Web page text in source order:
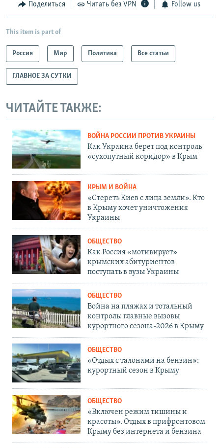
Поделиться Читать без VPN Follow us
This item is part of
Россия Мир Политика Все статьи
ГЛАВНОЕ ЗА СУТКИ
ЧИТАЙТЕ ТАКЖЕ:
ВОЙНА РОССИИ ПРОТИВ УКРАИНЫ
Как Украина берет под контроль
«сухопутный коридор» в Крым
КРЫМ И ВОЙНА
«Стереть Киев с лица земли». Кто
в Крыму хочет уничтожения
Украины
ОБЩЕСТВО
Как Россия «мотивирует»
крымских абитуриентов
поступать в вузы Украины
ОБЩЕСТВО
Война на пляжах и тотальный
контроль: главные вызовы
курортного сезона-2026 в Крыму
ОБЩЕСТВО
«Отдых с талонами на бензин»:
курортный сезон в Крыму
ОБЩЕСТВО
«Включен режим тишины и
красоты». Отдых в прифронтовом
Крыму без интернета и бензина